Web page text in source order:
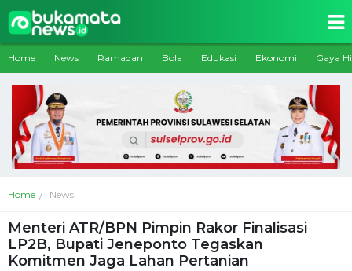
Home News Ramadan Bola Edukasi Ekonomi Gaya
Home News
Menteri ATR/BPN Pimpin Rakor Finalisasi
LP2B, Bupati Jeneponto Tegaskan
Komitmen Jaga Lahan Pertanian